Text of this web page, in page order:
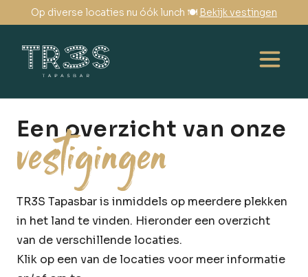
Op diverse locaties nu óók lunch 🍽️ Bekijk vestingen
Een overzicht van onze
vestigingen
TR3S Tapasbar is inmiddels op meerdere plekken
in het land te vinden. Hieronder een overzicht
van de verschillende locaties.
Klik op een van de locaties voor meer informatie